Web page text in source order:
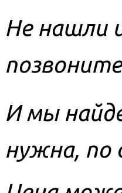
Не нашли
И мы
нужна, по